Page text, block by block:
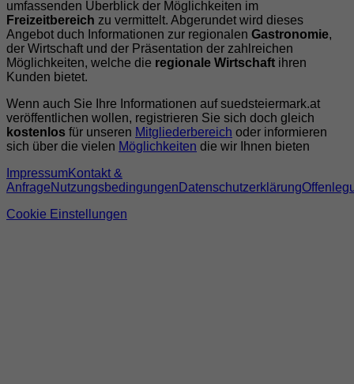
umfassenden Überblick der Möglichkeiten im
Freizeitbereich zu vermittelt. Abgerundet wird dieses
Angebot duch Informationen zur regionalen Gastronomie,
der Wirtschaft und der Präsentation der zahlreichen
Möglichkeiten, welche die regionale Wirtschaft ihren
Kunden bietet.
Wenn auch Sie Ihre Informationen auf suedsteiermark.at
veröffentlichen wollen, registrieren Sie sich doch gleich
kostenlos für unseren Mitgliederbereich oder informieren
sich über die vielen Möglichkeiten die wir Ihnen bieten
ImpressumKontakt &
AnfrageNutzungsbedingungen Datenschutzerklärung
Cookie Einstellungen